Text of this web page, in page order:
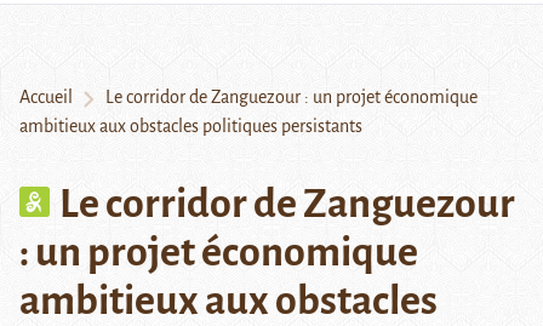
Accueil
Le corridor de Zanguezour : un projet économique
ambitieux aux obstacles politiques persistants
Le corridor de Zanguezour
: un projet économique
ambitieux aux obstacles